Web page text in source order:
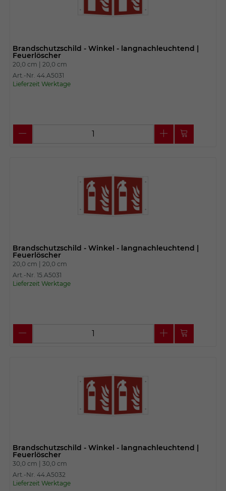
Brandschutzschild - Winkel - langnachleuchtend |
Feuerlöscher
20,0 cm | 20,0 cm
Art.-Nr. 44.A5031
Lieferzeit Werktage
Brandschutzschild - Winkel - langnachleuchtend |
Feuerlöscher
20,0 cm | 20,0 cm
Art.-Nr. 15.A5031
Lieferzeit Werktage
Brandschutzschild - Winkel - langnachleuchtend |
Feuerlöscher
30,0 cm | 30,0 cm
Art.-Nr. 44.A5032
Lieferzeit Werktage